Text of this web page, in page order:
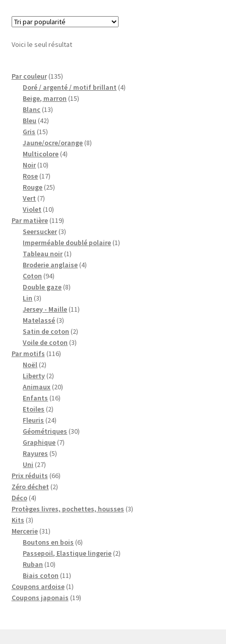
CGV
Mentions légales
Voici le seul résultat
Par couleur 135135
produits
Doré / argenté / motif brillant 44
Beige, marron 1515
Blanc 1313
Bleu 4242
produits
Gris 1515
produits
Jaune/ocre/orange 88
Multicolore 44
Noir 1010
produits
Rose 1717
produits
Rouge 2525
Vert 77
produits
Violet 1010
produits
Par matière 119119
produits
Seersucker 33
produits
Imperméable doublé polaire 11
Tableau noir 11
produit
Broderie anglaise 44
Coton 9494
produits
Double gaze 88
Lin 33
produits
Jersey - Maille 1111
Matelassé 33
produits
Satin de coton 22
produits
Voile de coton 33
Par motifs 116116
Noël 22
produits
Liberty 22
produits
Animaux 2020
Enfants 1616
Etoiles 22
produits
Fleuris 2424
produits
Géométriques 3030
Graphique 77
Rayures 55
Uni 2727
produits
Prix réduits 6666
Zéro déchet 22
Déco 44
produits
Protèges livres, pochettes, housses 33
Kits 33
produits
Mercerie 3131
produits
Boutons en bois 66
produits
Passepoil, Elastique lingerie 22
Ruban 1010
produits
Biais coton 1111
produits
Coupons ardoise 11
produit
Coupons japonais 1919